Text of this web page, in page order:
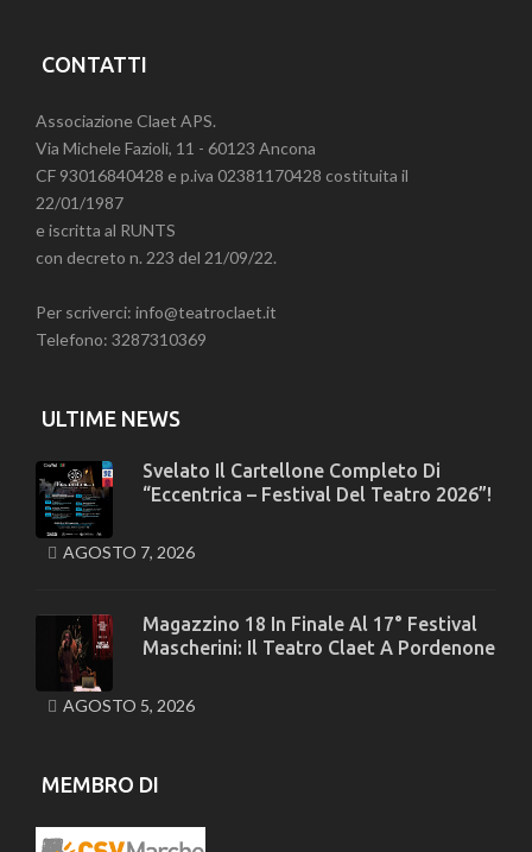
CONTATTI
Associazione Claet APS.
Via Michele Fazioli, 11 - 60123 Ancona
CF 93016840428 e p.iva 02381170428 costituita il
22/01/1987
e iscritta al RUNTS
con decreto n. 223 del 21/09/22.
Per scriverci: info@teatroclaet.it
Telefono: 3287310369
ULTIME NEWS
Svelato Il Cartellone Completo Di
“Eccentrica – Festival Del Teatro 2026”!
AGOSTO 7, 2026
Magazzino 18 In Finale Al 17° Festival
Mascherini: Il Teatro Claet A Pordenone
AGOSTO 5, 2026
MEMBRO DI